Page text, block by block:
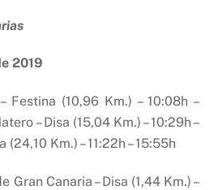
2019
Festina (10,96 Km.) – 10:08h –
– Disa (15,04 Km.) – 10:29h –
(24,10 Km.) – 11:22h – 15:55h
Gran Canaria – Disa (1,44 Km.) –